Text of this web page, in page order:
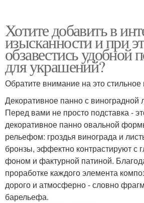
Хотите добавить в
изысканности и при
обзавестись удобной
для украшений?
Обратите внимание на это стильное
Декоративное панно с виноградной
Перед вами не просто подставка -
декоративное панно овальной
рельефом: гроздья винограда и
бронзы, эффектно контрастируют с
фоном и фактурной патиной.
проработке каждого элемента
дорого и атмосферно - словно
барельефа.